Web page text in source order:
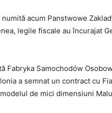
acum Panstwowe
legile fiscale au încurajat
Fabryka Samochodów
a semnat un contract cu
de mici dimensiuni